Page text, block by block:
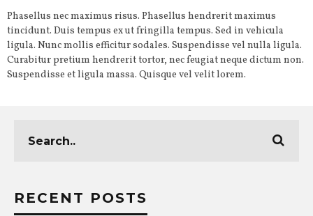
Phasellus nec maximus risus. Phasellus hendrerit maximus
tincidunt. Duis tempus ex ut fringilla tempus. Sed in vehicula
ligula. Nunc mollis efficitur sodales. Suspendisse vel nulla ligula.
Curabitur pretium hendrerit tortor, nec feugiat neque dictum non.
Suspendisse et ligula massa. Quisque vel velit lorem.
RECENT POSTS